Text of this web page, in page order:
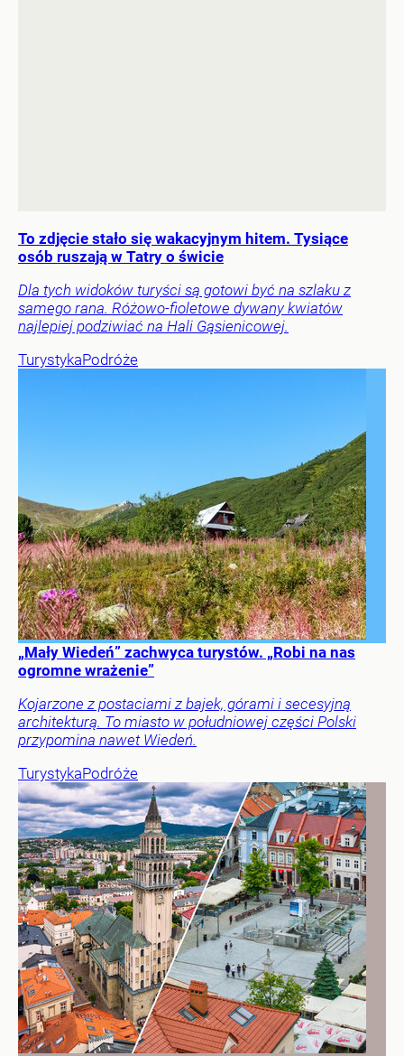
To zdjęcie stało się wakacyjnym hitem. Tysiące
osób ruszają w Tatry o świcie
Dla tych widoków turyści są gotowi być na szlaku z
samego rana. Różowo-fioletowe dywany kwiatów
najlepiej podziwiać na Hali Gąsienicowej.
TurystykaPodróże
„Mały Wiedeń” zachwyca turystów. „Robi na nas
ogromne wrażenie”
Kojarzone z postaciami z bajek, górami i secesyjną
architekturą. To miasto w południowej części Polski
przypomina nawet Wiedeń.
TurystykaPodróże